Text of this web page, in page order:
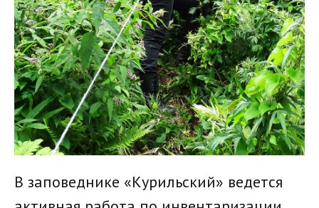
В заповеднике «Курильский» ведется